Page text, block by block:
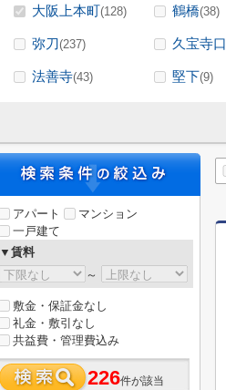
大阪上本町(128) 鶴橋(38)
弥刀(237) 久宝寺口
法善寺(43) 堅下(9)
アパート
マンション
一戸建て
▼賃料
～
敷金・保証金なし
礼金・敷引なし
共益費・管理費込み
226件が該当